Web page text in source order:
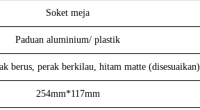
Soket meja
Paduan aluminium/ plastik
berus, perak berkilau, hitam matte (disesuaikan)
254mm*117mm